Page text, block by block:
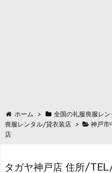
ホーム > 全国の礼服喪服レ
喪服レンタル/貸衣装店 >
神戸市
店
タガヤ神戸店 住所/